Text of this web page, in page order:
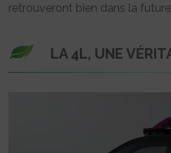
retrouveront bien dans la
LA 4L, UNE